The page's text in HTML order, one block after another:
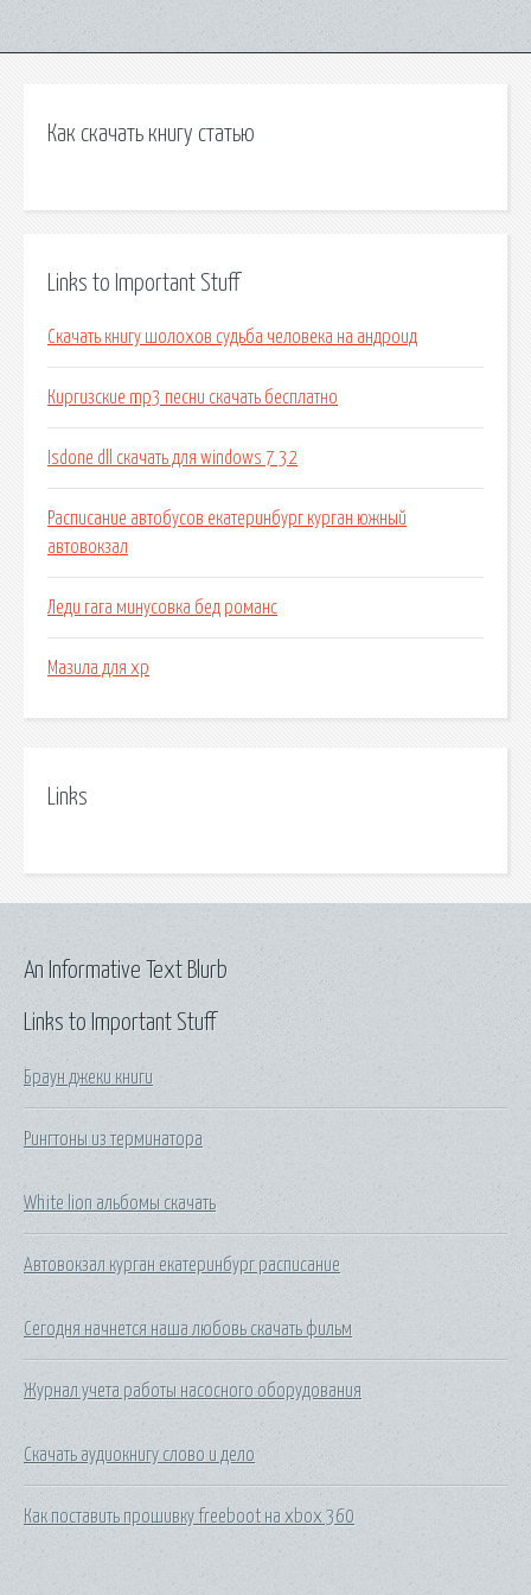
Как скачать книгу статью
Links to Important Stuff
Скачать книгу шолохов судьба человека на андроид
Киргизские mp3 песни скачать бесплатно
Isdone dll скачать для windows 7 32
Расписание автобусов екатеринбург курган южный
автовокзал
Леди гага минусовка бед романс
Мазила для хр
Links
Links to Important Stuff
Браун джеки книги
Рингтоны из терминатора
White lion альбомы скачать
Автовокзал курган екатеринбург расписание
Сегодня начнется наша любовь скачать фильм
Журнал учета работы насосного оборудования
Скачать аудиокнигу слово и дело
Как поставить прошивку freeboot на xbox 360
An Informative Text Blurb